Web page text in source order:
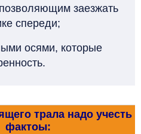
заезжать
спереди;
осями, которые
трала надо учесть
фактоы: